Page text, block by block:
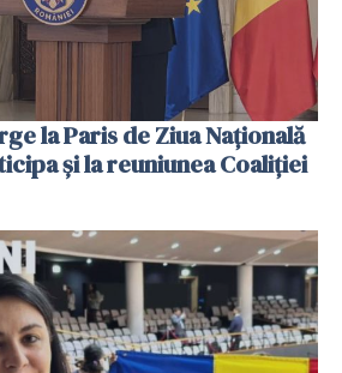
la Paris de Ziua Naţională
şi la reuniunea Coaliţiei